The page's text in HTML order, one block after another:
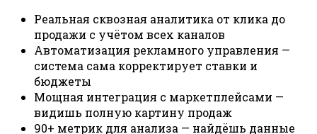
Реальная сквозная аналитика от клика до
продажи с учётом всех каналов
Автоматизация рекламного управления —
система сама корректирует ставки и
бюджеты
Мощная интеграция с маркетплейсами —
видишь полную картину продаж
90+ метрик для анализа — найдёшь данные